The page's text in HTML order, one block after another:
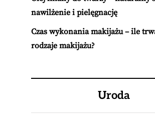
nawilżenie i pielęgnację
Czas wykonania makijażu – ile
rodzaje makijażu?
Uroda